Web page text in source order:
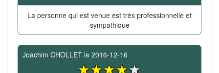
La personne qui est venue est très professionnelle et
sympathique
Joachim CHOLLET le 2016-12-16